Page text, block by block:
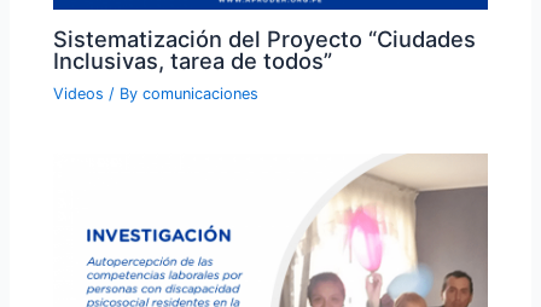
Sistematización del Proyecto “Ciudades
Inclusivas, tarea de todos”
Videos / Bycomunicaciones